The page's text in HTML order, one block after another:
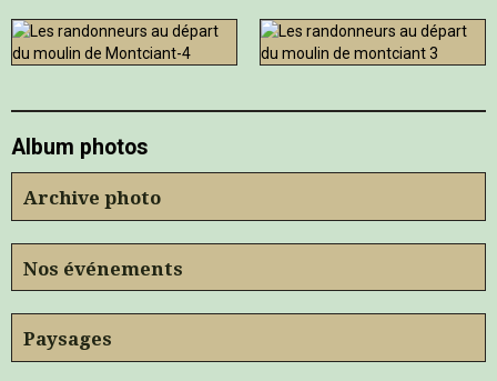
Album photos
Archive photo
Nos événements
Paysages